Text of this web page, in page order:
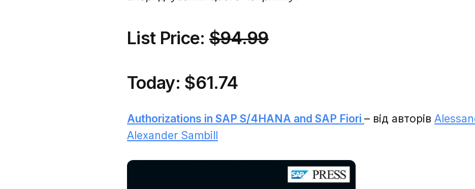
List Price:$94.99
Today: $61.74
Authorizations in SAP S/4HANA and SAP Fiori – від авторів
Alexander Sambill
Зворотній зв'язок
Дякую, ваше